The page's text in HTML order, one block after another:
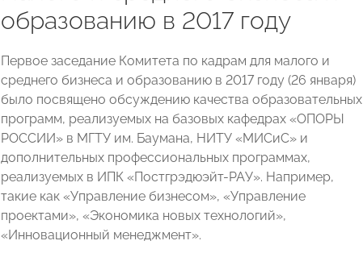
образованию в 2017 году
Первое заседание Комитета по кадрам для малого и
среднего бизнеса и образованию в 2017 году (26 января)
было посвящено обсуждению качества образовательных
программ, реализуемых на базовых кафедрах «ОПОРЫ
РОССИИ» в МГТУ им. Баумана, НИТУ «МИСиС» и
дополнительных профессиональных программах,
реализуемых в ИПК «Постгрэдюэйт-РАУ». Например,
такие как «Управление бизнесом», «Управление
проектами», «Экономика новых технологий»,
«Инновационный менеджмент».